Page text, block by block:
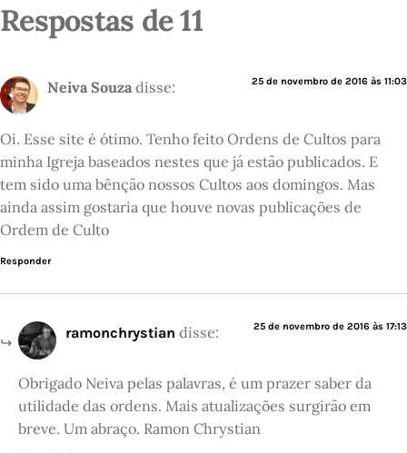
Respostas de 11
Neiva Souza disse: 25 de novembro de 2016 às 11:03
Oi. Esse site é ótimo. Tenho feito Ordens de Cultos para
minha Igreja baseados nestes que já estão publicados. E
tem sido uma bênção nossos Cultos aos domingos. Mas
ainda assim gostaria que houve novas publicações de
Ordem de Culto
Responder
ramonchrystian disse: 25 de novembro de 2016 às 17:13
Obrigado Neiva pelas palavras, é um prazer saber da
utilidade das ordens. Mais atualizações surgirão em
breve. Um abraço. Ramon Chrystian